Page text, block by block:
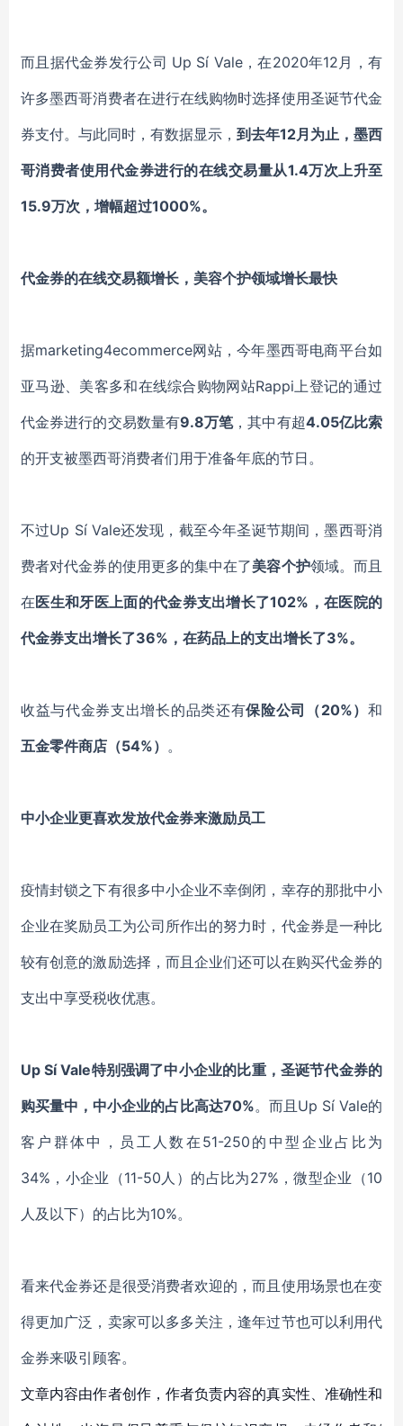
而且据代金券发行公司 Up Sí Vale，在2020年12月，有
许多墨西哥消费者在进行在线购物时选择使用圣诞节代金
券支付。与此同时，有数据显示， 到去年12月为止，墨西
哥消费者使用代金券进行的在线交易量从1.4万次上升至
15.9万次，增幅超过1000%。
代金券的在线交易额增长，美容个护领域增长最快
据marketing4ecommerce网站，今年墨西哥电商平台如
亚马逊、美客多和在线综合购物网站Rappi上登记的通过
代金券进行的交易数量有9.8万笔，其中有超4.05亿比索
的开支被墨西哥消费者们用于准备年底的节日。
不过Up Sí Vale还发现，截至今年圣诞节期间，墨西哥消
费者对代金券的使用更多的集中在了美容个护领域。而且
在医生和牙医上面的代金券支出增长了102%，在医院的
代金券支出增长了36%，在药品上的支出增长了3%。
收益与代金券支出增长的品类还有保险公司（20%）和
五金零件商店（54%） 。
中小企业更喜欢发放代金券来激励员工
疫情封锁之下有很多中小企业不幸倒闭，幸存的那批中小
企业在奖励员工为公司所作出的努力时，代金券是一种比
较有创意的激励选择，而且企业们还可以在购买代金券的
支出中享受税收优惠。
Up Sí Vale特别强调了中小企业的比重，圣诞节代金券的
购买量中，中小企业的占比高达70%。而且 Up Sí Vale的
客户群体中，员工人数在 51-250的中型企业占比为
34%，小企业（11-50人）的占比为27%，微型企业（10
人及以下）的占比为10%。
看来代金券还是很受消费者欢迎的，而且使用场景也在变
得更加广泛，卖家可以多多关注，逢年过节也可以利用代
金券来吸引顾客。
文章内容由作者创作，作者负责内容的真实性、准确性和